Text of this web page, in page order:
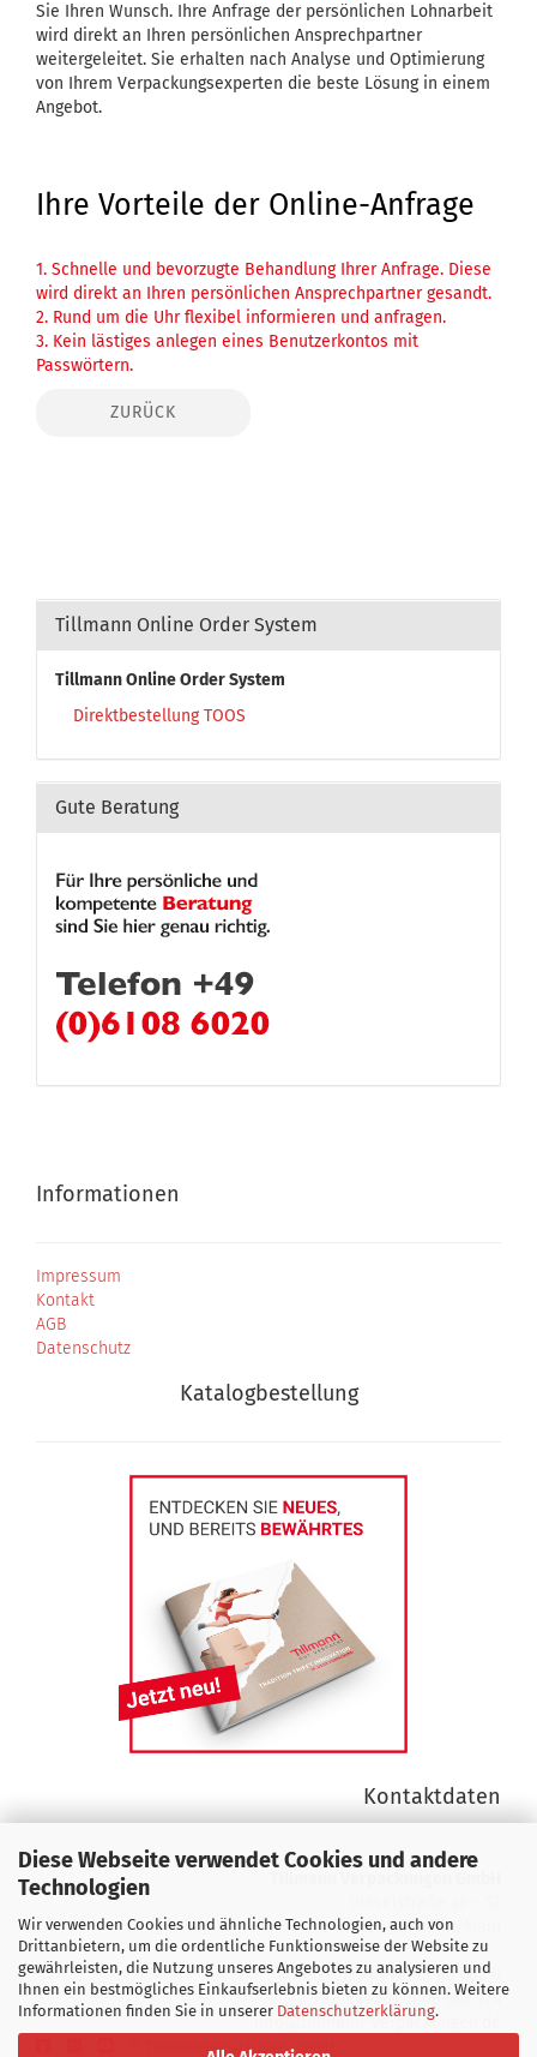
Diese Webseite verwendet Cookies und andere
Technologien
Wir verwenden Cookies und ähnliche Technologien, auch von
Drittanbietern, um die ordentliche Funktionsweise der Website zu
gewährleisten, die Nutzung unseres Angebotes zu analysieren und
Ihnen ein bestmögliches Einkaufserlebnis bieten zu können. Weitere
Informationen finden Sie in unserer Datenschutzerklärung.
Sie Ihren Wunsch. Ihre Anfrage der persönlichen Lohnarbeit
wird direkt an Ihren persönlichen Ansprechpartner
weitergeleitet. Sie erhalten nach Analyse und Optimierung
von Ihrem Verpackungsexperten die beste Lösung in einem
Angebot.
Ihre Vorteile der Online-Anfrage
1. Schnelle und bevorzugte Behandlung Ihrer Anfrage. Diese
wird direkt an Ihren persönlichen Ansprechpartner gesandt.
2. Rund um die Uhr flexibel informieren und anfragen.
3. Kein lästiges anlegen eines Benutzerkontos mit
Passwörtern.
ZURÜCK
Tillmann Online Order System
Tillmann Online Order System
Direktbestellung TOOS
Gute Beratung
Informationen
Impressum
Kontakt
AGB
Datenschutz
Katalogbestellung
Kontaktdaten
D 63165 Mühlheim/Main
Telefon:+49 (0) 61 08 602 0
Fax: +49 (0) 61 08 602 124
info@tillmann-verpackungen.de
Tillmann Verpackungen GmbH